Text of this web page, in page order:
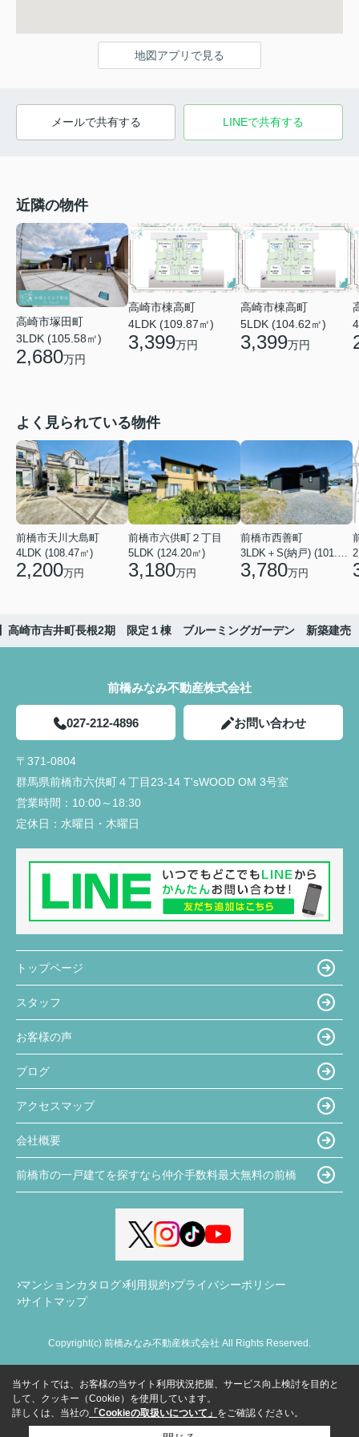
地図アプリで見る
メールで共有する LINEで共有する
近隣の物件
高崎市塚田町
3LDK (105.58㎡)
2,680万円
高崎市棟高町
4LDK (109.87㎡)
3,399万円
高崎市棟高町
5LDK (104.62㎡)
3,399万円
よく見られている物件
前橋市天川大島町
4LDK (108.47㎡)
2,200万円
前橋市六供町２丁目
5LDK (124.20㎡)
3,180万円
前橋市西善町
3LDK＋S(納戸) (101.02㎡)
3,780万円
高崎市吉井町長根2期 限定１棟 ブルーミングガーデン 新築建売
前橋みなみ不動産株式会社
027-212-4896 お問い合わせ
〒371-0804
群馬県前橋市六供町４丁目23‐14 T'sWOOD OM 3号室
営業時間： 10:00～18:30
定休日： 水曜日・木曜日
トップページ
スタッフ
お客様の声
ブログ
アクセスマップ
会社概要
前橋市の一戸建てを探すなら仲介手数料最大無料の前橋
マンションカタログ 利用規約 プライバシーポリシー
サイトマップ
Copyright(c) 前橋みなみ不動産株式会社 All Rights Reserved.
当サイトでは、お客様の当サイト利用状況把握、サービス向上検討を目的と
して、クッキー（Cookie）を使用しています。
詳しくは、当社の 「Cookieの取扱いについて」 をご確認ください。